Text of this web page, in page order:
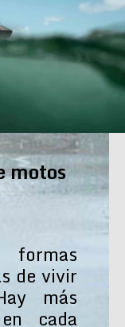
motos
de vivir
más
cada